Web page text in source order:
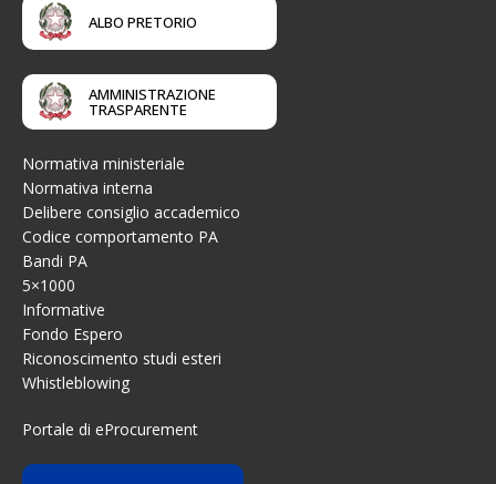
ALBO PRETORIO
AMMINISTRAZIONE
TRASPARENTE
Normativa ministeriale
Normativa interna
Delibere consiglio accademico
Codice comportamento PA
Bandi PA
5×1000
Informative
Fondo Espero
Riconoscimento studi esteri
Whistleblowing
Portale di eProcurement